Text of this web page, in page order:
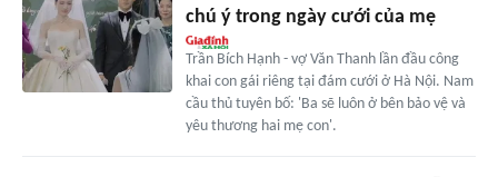
chú ý trong ngày cưới của mẹ
Trần Bích Hạnh - vợ Văn Thanh lần đầu công
khai con gái riêng tại đám cưới ở Hà Nội. Nam
cầu thủ tuyên bố: 'Ba sẽ luôn ở bên bảo vệ và
yêu thương hai mẹ con'.